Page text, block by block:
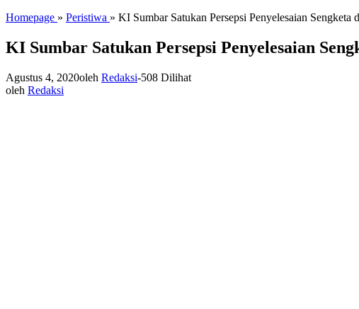
Homepage » Peristiwa » KI Sumbar Satukan Persepsi Penyelesaian
KI Sumbar Satukan Persepsi Penyelesaian
Agustus 4, 2020oleh Redaksi-508 Dilihat
oleh Redaksi